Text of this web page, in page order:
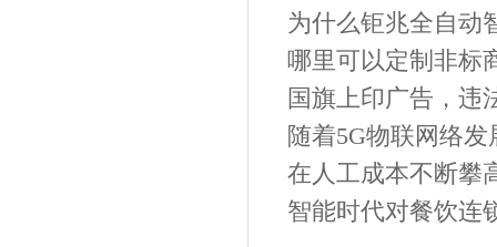
为什么钜兆全自动
哪里可以定制非标
国旗上印广告，违
随着5G物联网络
在人工成本不断攀
智能时代对餐饮连